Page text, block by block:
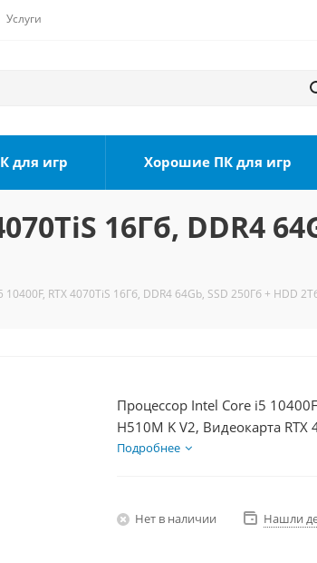
Услуги
для игр Хорошие ПК для игр
16Гб, DDR4
RTX 4070TiS 16Гб, DDR4 64Gb, SSD 250Гб + HDD
Процессор Intel Core i5
H510M K V2, Видеокарта
+ HDD 2Тб, БП 750Вт
Подробнее
Нет в наличии Нашли